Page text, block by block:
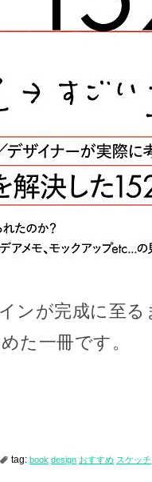
ンが完成に至
た一冊です。
tag: book design おすすめ スケッチ